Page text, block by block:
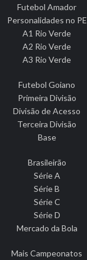
Futebol Amador
Personalidades no PE
A1 Rio Verde
A2 Rio Verde
A3 Rio Verde
Futebol Goiano
Primeira Divisão
Divisão de Acesso
Terceira Divisão
Base
Brasileirão
Série A
Série B
Série C
Série D
Mercado da Bola
Mais Campeonatos